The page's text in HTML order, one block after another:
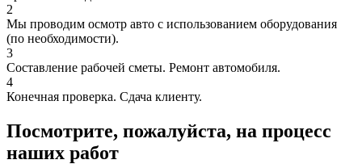
2
Мы проводим осмотр авто с использованием оборудования
(по необходимости).
3
Составление рабочей сметы. Ремонт автомобиля.
4
Конечная проверка. Сдача клиенту.
Посмотрите, пожалуйста, на процесс
наших работ